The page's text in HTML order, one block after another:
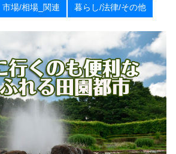
市場/相場_関連 暮らし/法律/その他